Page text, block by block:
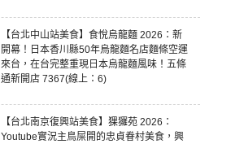
【台北中山站美食】食悅烏龍麵 2026：新
開幕！日本香川縣50年烏龍麵名店麵條空運
來台，在台完整重現日本烏龍麵風味！五條
通新開店 7367(線上：6)
【台北南京復興站美食】猓玀苑 2026：
Youtube實況主鳥屎開的忠貞眷村美食，興